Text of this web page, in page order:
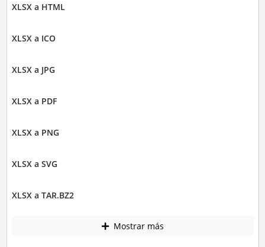
XLSX a HTML
XLSX a ICO
XLSX a JPG
XLSX a PDF
XLSX a PNG
XLSX a SVG
XLSX a TAR.BZ2
Mostrar más